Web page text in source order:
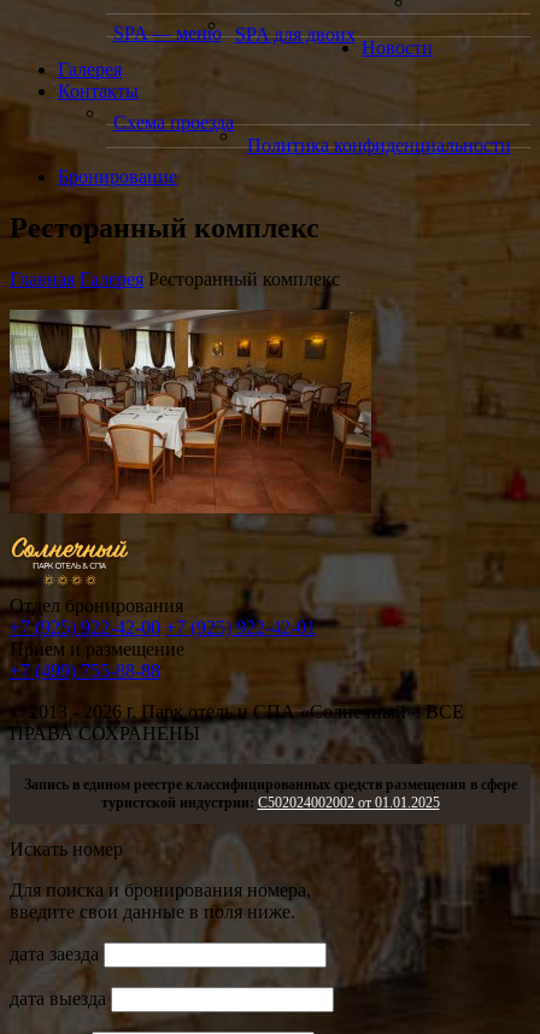
SPA — меню SPA для двоих
Новости
Галерея
Контакты
Схема проезда
Политика конфиденциальности
Бронирование
Ресторанный комплекс
Главная Галерея Ресторанный комплекс
Отдел бронирования
+7 (925) 922-42-00 +7 (925) 922-42-01
Прием и размещение
+7 (499) 755-88-88
© 2013 - 2026 г. Парк отель и СПА «Солнечный». ВСЕ
ПРАВА СОХРАНЕНЫ
Запись в едином реестре классифицированных средств размещения в сфере
туристской индустрии: С502024002002 от 01.01.2025
Искать номер
Для поиска и бронирования номера,
введите свои данные в поля ниже.
дата заезда
дата выезда